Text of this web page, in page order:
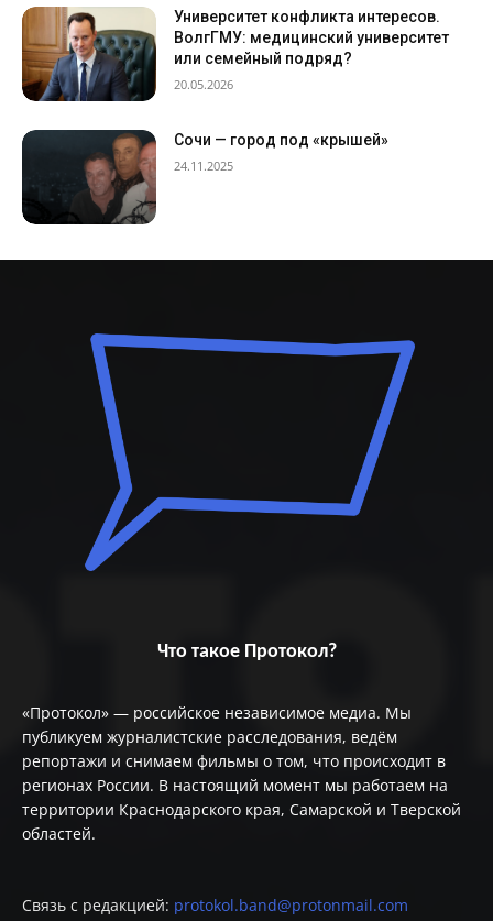
Университет конфликта интересов.
ВолгГМУ: медицинский университет
или семейный подряд?
20.05.2026
Сочи — город под «крышей»
24.11.2025
Что такое Протокол?
«Протокол» — российское независимое медиа. Мы
публикуем журналистские расследования, ведём
репортажи и снимаем фильмы о том, что происходит в
регионах России. В настоящий момент мы работаем на
территории Краснодарского края, Самарской и Тверской
областей.
Связь с редакцией: protokol.band@protonmail.com